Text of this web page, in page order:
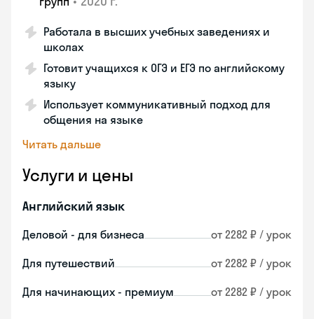
Работала в высших учебных заведениях и
школах
Готовит учащихся к ОГЭ и ЕГЭ по английскому
языку
Использует коммуникативный подход для
общения на языке
Читать дальше
Услуги и цены
Английский язык
Деловой - для бизнеса от 2282 ₽ / урок
Для путешествий от 2282 ₽ / урок
Для начинающих - премиум от 2282 ₽ / урок